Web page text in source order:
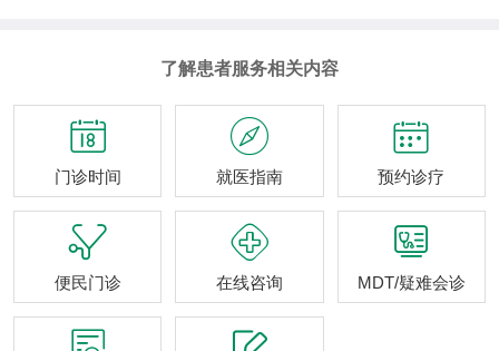
了解患者服务相关内容

门诊时间

就医指南

预约诊疗

便民门诊

在线咨询

MDT/疑难会诊